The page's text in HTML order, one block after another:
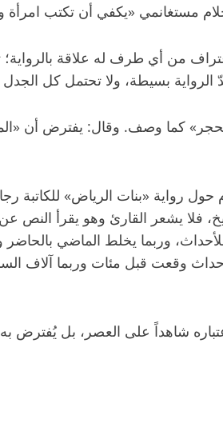
«يكفي أن تكتب امرأة
من أي طرف له علاقة
بسيطة، ولا تحتمل كل الجدل
كما وصف. وقال: يفترض أن
حول رواية «بنات الرياض» للكاتبة
فلا يشعر القارئ وهو يقرأ النص
وربما يخلط الماضي بالحاضر
وقعت قبل مئات وربما آلاف
شاهداً على العصر، بل يُفترض